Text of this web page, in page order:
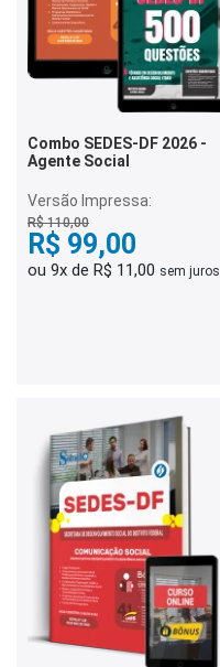
Combo SEDES-DF 2026 -
Agente Social
Versão Impressa:
R$ 110,00
R$ 99,00
ou 9x de R$ 11,00 sem juros